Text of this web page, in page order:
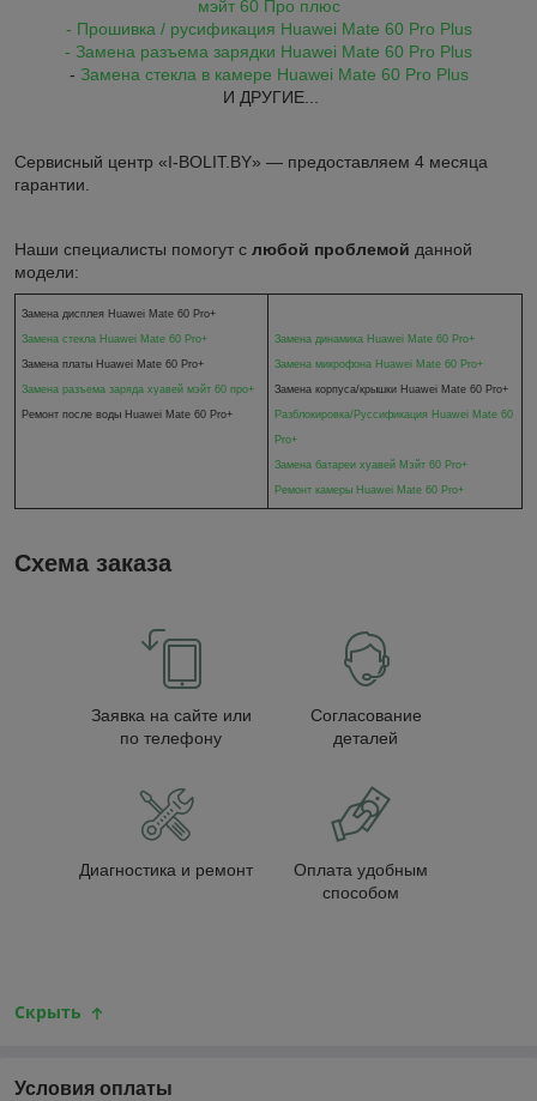
мэйт 60 Про плюс
- Прошивка / русификация Huawei Mate 60 Pro Plus
- Замена разъема зарядки Huawei Mate 60 Pro Plus
- Замена стекла в камере Huawei Mate 60 Pro Plus
И ДРУГИЕ...
Сервисный центр «I-BOLIT.BY» — предоставляем 4 месяца
гарантии.
Наши специалисты помогут с любой проблемой данной
модели:
Замена дисплея Huawei Mate 60 Pro+
Замена стекла Huawei Mate 60 Pro+
Замена платы Huawei Mate 60 Pro+
Замена разъема заряда хуавей мэйт 60 про+
Ремонт после воды Huawei Mate 60 Pro+
Замена динамика Huawei Mate 60 Pro+
Замена микрофона Huawei Mate 60 Pro+
Замена корпуса/крышки Huawei Mate 60 Pro+
Разблокировка/Руссификация Huawei Mate 60
Pro+
Замена батареи хуавей Мэйт 60 Pro+
Ремонт камеры Huawei Mate 60 Pro+
Схема заказа
Заявка на сайте или
по телефону
Согласование
деталей
Диагностика и ремонт
Оплата удобным
способом
Скрыть
Условия оплаты